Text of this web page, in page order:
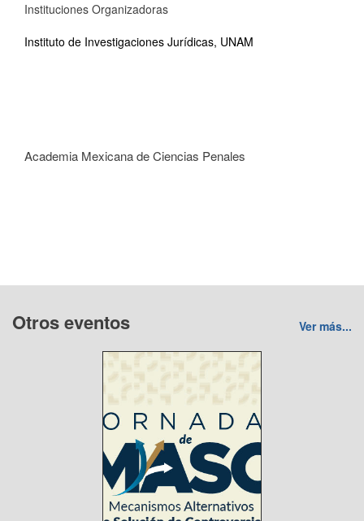
Instituciones Organizadoras
Instituto de Investigaciones Jurídicas, UNAM
Academia Mexicana de Ciencias Penales
Otros eventos Ver más...